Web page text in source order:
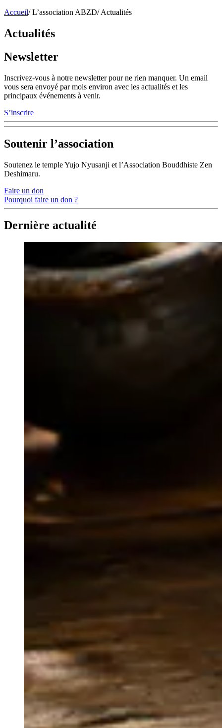
Accueil/ L’association ABZD/ Actualités
Actualités
Newsletter
Inscrivez-vous à notre newsletter pour ne rien manquer. Un email
vous sera envoyé par mois environ avec les actualités et les
principaux événements à venir.
S’inscrire
Soutenir l’association
Soutenez le temple Yujo Nyusanji et l’Association Bouddhiste Zen
Deshimaru.
Faire un don
Pourquoi faire un don ?
Dernière actualité